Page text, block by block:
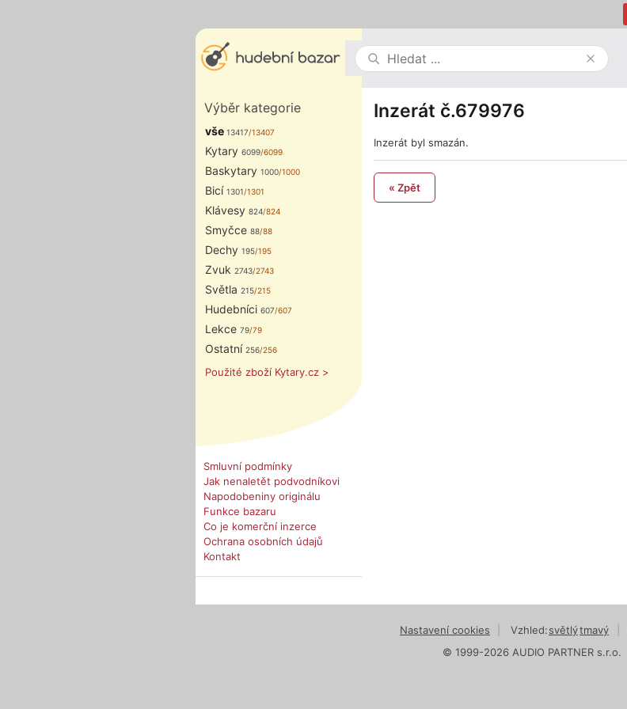
Výběr kategorie
vše 13417/13407
Kytary 6099/6099
Baskytary 1000/1000
Bicí 1301/1301
Klávesy 824/824
Smyčce 88/88
Dechy 195/195
Zvuk 2743/2743
Světla 215/215
Hudebníci 607/607
Lekce 79/79
Ostatní 256/256
Použité zboží Kytary.cz >
Smluvní podmínky
Jak nenaletět podvodníkovi
Napodobeniny originálu
Funkce bazaru
Co je komerční inzerce
Ochrana osobních údajů
Kontakt
Inzerát č.679976
Inzerát byl smazán.
« Zpět
Nastavení cookies Vzhled:světlýtmavý
© 1999-2026 AUDIO PARTNER s.r.o.